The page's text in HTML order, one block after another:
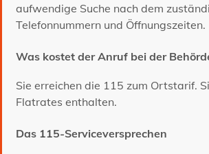
aufwendige Suche nach dem
Telefonnummern und Öffnungszeiten.
Was kostet der Anruf bei der
Sie erreichen die 115 zum Ortstarif.
Flatrates enthalten.
Das 115-Serviceversprechen